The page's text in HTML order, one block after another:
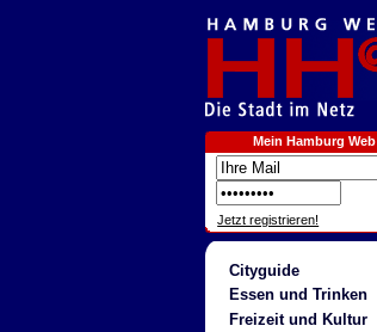
Mein Hamburg Web
Jetzt registrieren!
Cityguide
Essen und Trinken
Freizeit und Kultur